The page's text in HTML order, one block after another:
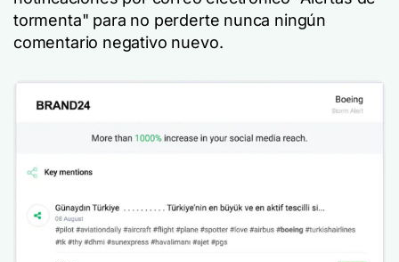
tormenta" para no perderte nunca ningún
comentario negativo nuevo.